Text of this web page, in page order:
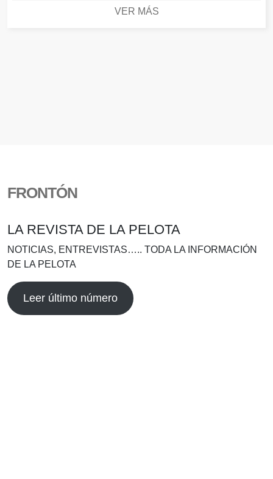
VER MÁS
FRONTÓN
LA REVISTA DE LA PELOTA
NOTICIAS, ENTREVISTAS….. TODA LA INFORMACIÓN
DE LA PELOTA
Leer último número